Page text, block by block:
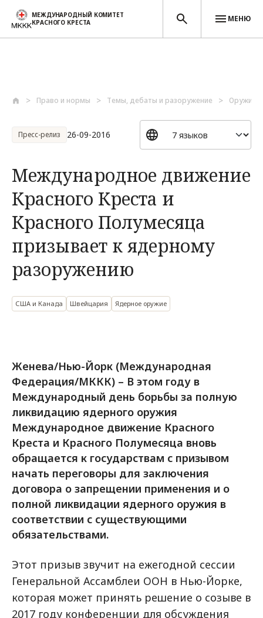
МЕЖДУНАРОДНЫЙ КОМИТЕТ
КРАСНОГО КРЕСТА
МЕНЮ
Право и нормы Темы, дебаты и разоружение Оружие
Пресс-релиз 26-09-2016
Международное движение
Красного Креста и
Красного Полумесяца
призывает к ядерному
разоружению
США и Канада Швейцария Ядерное оружие
Женева/Нью-Йорк (Международная
Федерация/МККК) – В этом году в
Международный день борьбы за полную
ликвидацию ядерного оружия
Международное движение Красного
Креста и Красного Полумесяца вновь
обращается к государствам с призывом
начать переговоры для заключения
договора о запрещении применения и о
полной ликвидации ядерного оружия в
соответствии с существующими
обязательствами.
Этот призыв звучит на ежегодной сессии
Генеральной Ассамблеи ООН в Нью-Йорке,
которая может принять решение о созыве в
2017 году конференции для обсуждения